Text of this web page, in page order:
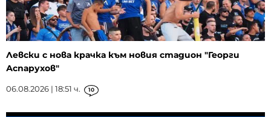
Левски с нова крачка към новия стадион "Георги
Аспарухов"
06.08.2026 | 18:51 ч. 10